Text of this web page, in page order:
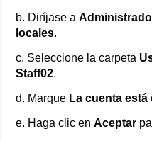
b. Diríjase a
locales.
c. Seleccione la carpeta
Staff02.
d. Marque La cuenta
e. Haga clic enAceptar